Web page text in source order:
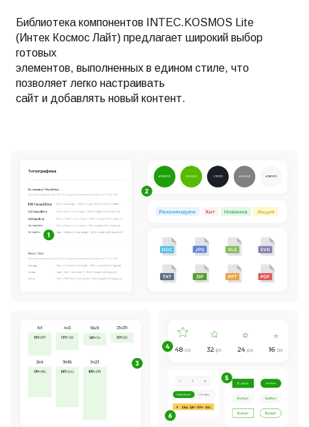
Библиотека компонентов INTEC.KOSMOS Lite
(Интек Космос Лайт) предлагает широкий выбор
готовых
элементов, выполненных в едином стиле, что
позволяет легко настраивать
сайт и добавлять новый контент.